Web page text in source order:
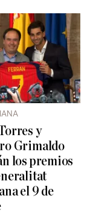
y
Grimaldo
los premios
el 9 de